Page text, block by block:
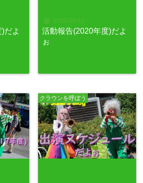
だよ
活動報告(2020年度)だよ
ぉ
クラウンを呼ぼう